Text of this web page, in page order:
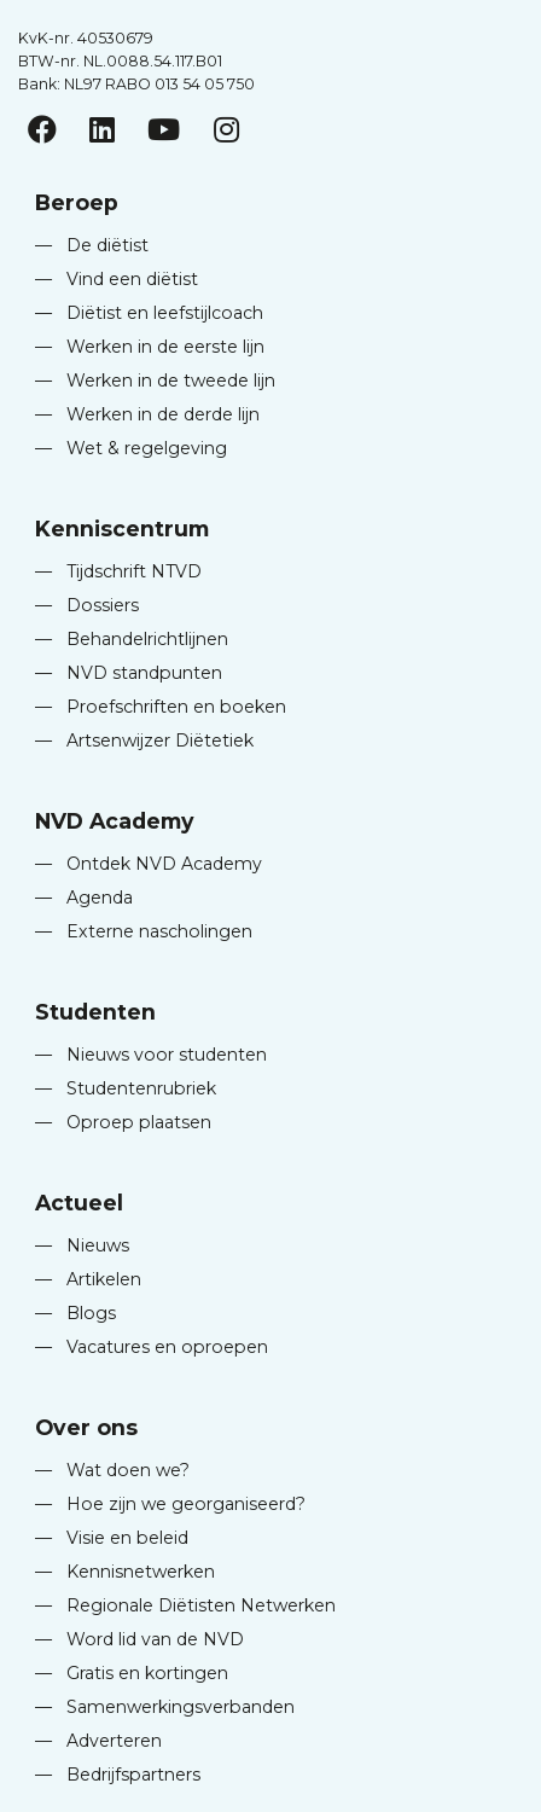
KvK-nr. 40530679
BTW-nr. NL.0088.54.117.B01
Bank: NL97 RABO 013 54 05 750
Beroep
—
De diëtist
—
Vind een diëtist
—
Diëtist en leefstijlcoach
—
Werken in de eerste lijn
—
Werken in de tweede lijn
—
Werken in de derde lijn
—
Wet & regelgeving
Kenniscentrum
—
Tijdschrift NTVD
—
Dossiers
—
Behandelrichtlijnen
—
NVD standpunten
—
Proefschriften en boeken
—
Artsenwijzer Diëtetiek
NVD Academy
—
Ontdek NVD Academy
—
Agenda
—
Externe nascholingen
Studenten
—
Nieuws voor studenten
—
Studentenrubriek
—
Oproep plaatsen
Actueel
—
Nieuws
—
Artikelen
—
Blogs
—
Vacatures en oproepen
Over ons
—
Wat doen we?
—
Hoe zijn we georganiseerd?
—
Visie en beleid
—
Kennisnetwerken
—
Regionale Diëtisten Netwerken
—
Word lid van de NVD
—
Gratis en kortingen
—
Samenwerkingsverbanden
—
Adverteren
—
Bedrijfspartners